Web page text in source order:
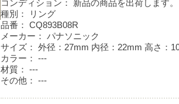
コンディション：
新品の商品を出荷します。
種別：
リング
品番： CQ893B08R
メーカー： パナソニック
サイズ： 外径：27mm 内径：22mm 高さ：
カラー： ---
材質： ---
その他： ---